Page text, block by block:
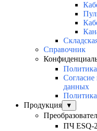
Справочник
Согласие
данных
Продукция
▼
ПЧ ESQ-